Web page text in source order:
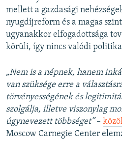
mellett a gazdasági
nyugdíjreform és a magas
ugyanakkor elfogadottsága
körüli, így nincs valódi
„Nem is a népnek, hanem
van szüksége erre a
törvényességének és
szolgálja, illetve viszonylag
úgynevezett többséget”–
Moscow Carnegie Center